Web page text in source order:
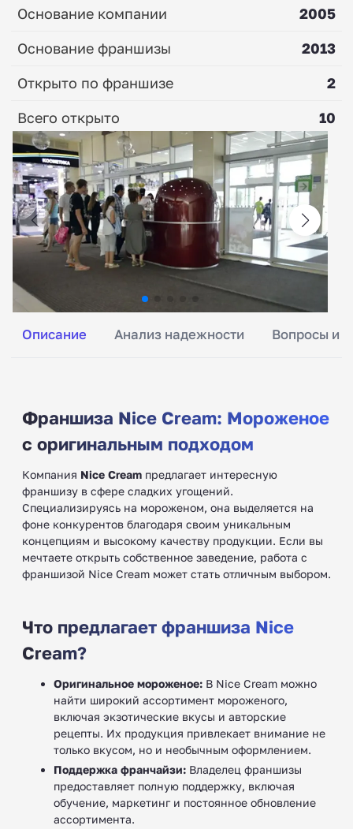
Описание Анализ надежности Вопросы и
Франшиза Nice Cream: Мороженое
с оригинальным подходом
Компания Nice Cream предлагает интересную
франшизу в сфере сладких угощений.
Специализируясь на мороженом, она выделяется на
фоне конкурентов благодаря своим уникальным
концепциям и высокому качеству продукции. Если вы
мечтаете открыть собственное заведение, работа с
франшизой Nice Cream может стать отличным выбором.
Что предлагает франшиза Nice
Cream?
Оригинальное мороженое: В Nice Cream можно
найти широкий ассортимент мороженого,
включая экзотические вкусы и авторские
рецепты. Их продукция привлекает внимание не
только вкусом, но и необычным оформлением.
Поддержка франчайзи: Владелец франшизы
предоставляет полную поддержку, включая
обучение, маркетинг и постоянное обновление
ассортимента.
Основание компании
2005
Основание франшизы
2013
Открыто по франшизе
2
Всего открыто
10